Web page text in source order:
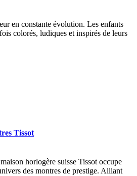
en constante évolution. Les enfants
colorés, ludiques et inspirés de leurs
Tissot
horlogère suisse Tissot occupe
des montres de prestige. Alliant